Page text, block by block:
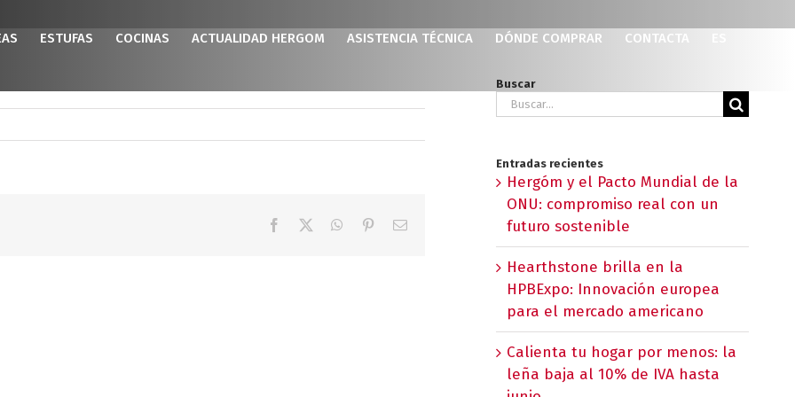
ESTUFAS COCINAS ACTUALIDAD HERGOM ASISTENCIA TÉCNICA DÓNDE COMPRAR CONTACTA
Facebook WhatsApp
PinterestCorreo
Buscar
Buscar:
Entradas recientes
Hergóm y el Pacto Mundial de la
ONU: compromiso real con un
futuro sostenible
Hearthstone brilla en la
HPBExpo: Innovación europea
para el mercado americano
Calienta tu hogar por menos: la
leña baja al 10% de IVA hasta